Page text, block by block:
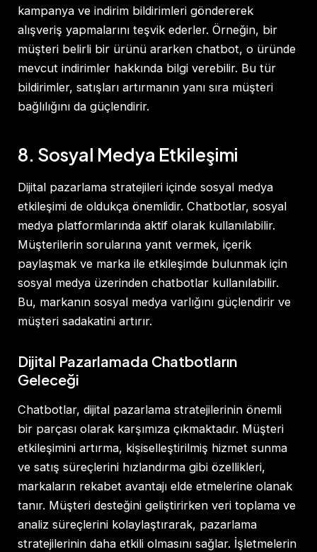
kampanya ve indirim bildirimleri göndererek
alışveriş yapmalarını teşvik ederler. Örneğin, bir
müşteri belirli bir ürünü ararken chatbot, o üründe
mevcut indirimler hakkında bilgi verebilir. Bu tür
bildirimler, satışları artırmanın yanı sıra müşteri
bağlılığını da güçlendirir.
8. Sosyal Medya Etkileşimi
Dijital pazarlama stratejileri içinde sosyal medya
etkileşimi de oldukça önemlidir. Chatbotlar, sosyal
medya platformlarında aktif olarak kullanılabilir.
Müşterilerin sorularına yanıt vermek, içerik
paylaşmak ve marka ile etkileşimde bulunmak için
sosyal medya üzerinden chatbotlar kullanılabilir.
Bu, markanın sosyal medya varlığını güçlendirir ve
müşteri sadakatini artırır.
Dijital Pazarlamada Chatbotların
Geleceği
Chatbotlar, dijital pazarlama stratejilerinin önemli
bir parçası olarak karşımıza çıkmaktadır. Müşteri
etkileşimini artırma, kişiselleştirilmiş hizmet sunma
ve satış süreçlerini hızlandırma gibi özellikleri,
markaların rekabet avantajı elde etmelerine olanak
tanır. Müşteri desteğini geliştirirken veri toplama ve
analiz süreçlerini kolaylaştırarak, pazarlama
stratejilerinin daha etkili olmasını sağlar. İşletmelerin